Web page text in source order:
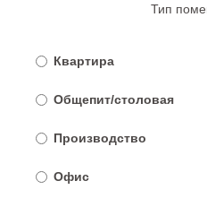
Тип
Квартира
Общепит/столовая
Производство
Офис